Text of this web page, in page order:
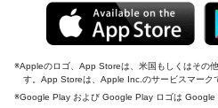
Appleのロゴ、App Storeは、米国もしくはその
す。App Storeは、Apple Inc.のサービスマーク
Google Play および Google Play ロゴは Google